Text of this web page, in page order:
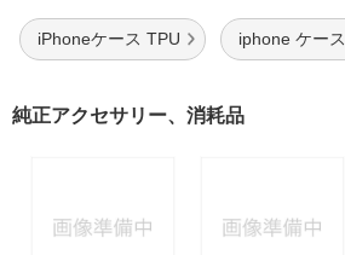
iPhoneケース TPU iphone ケース
純正アクセサリー、消耗品